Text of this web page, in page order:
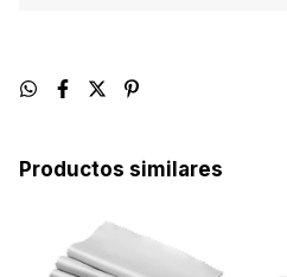
Productos similares